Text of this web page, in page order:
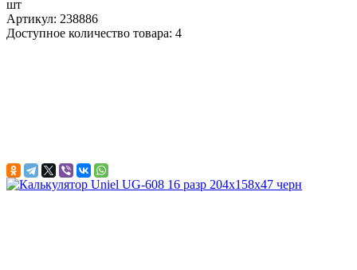
шт
Артикул: 238886
Доступное количество товара: 4